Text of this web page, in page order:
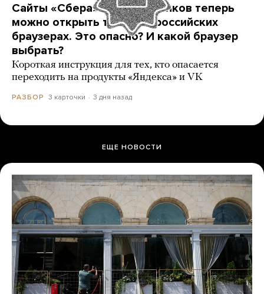
Сайты «Сбера» и других банков теперь
можно открыть только в российских
браузерах. Это опасно? И какой браузер
выбрать?
Короткая инструкция для тех, кто опасается
переходить на продукты «Яндекса» и VK
РАЗБОР 3 карточки 3 дня назад
ЕЩЕ НОВОСТИ